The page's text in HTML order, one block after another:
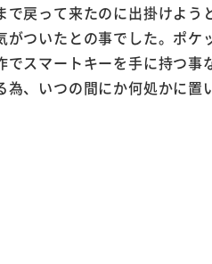
で戻って来たのに出掛けよう
がついたとの事でした。ポケ
でスマートキーを手に持つ事
為、いつの間にか何処かに置